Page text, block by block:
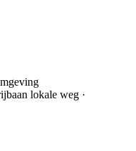
lokale weg ·